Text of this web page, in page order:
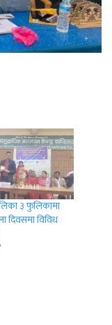
३ फुलिकामा
दिवसमा विविध